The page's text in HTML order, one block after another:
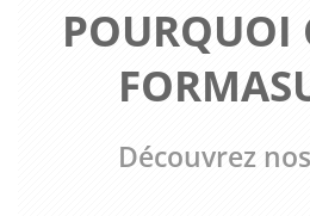
POURQUOI
Découvrez